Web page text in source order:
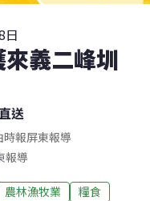
日
義二峰圳
送
報屏東報導
報導
農林漁牧業
糧食